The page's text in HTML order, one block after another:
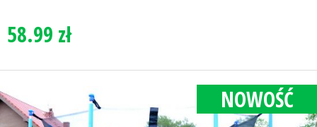
58.99 zł
NOWOŚĆ